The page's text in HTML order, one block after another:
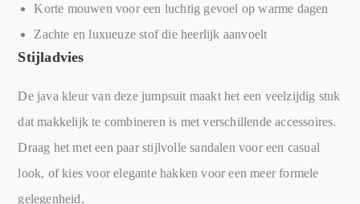
Korte mouwen voor een luchtig gevoel op warme dagen
Zachte en luxueuze stof die heerlijk aanvoelt
Stijladvies
De java kleur van deze jumpsuit maakt het een veelzijdig stuk
dat makkelijk te combineren is met verschillende accessoires.
Draag het met een paar stijlvolle sandalen voor een casual
look, of kies voor elegante hakken voor een meer formele
gelegenheid.